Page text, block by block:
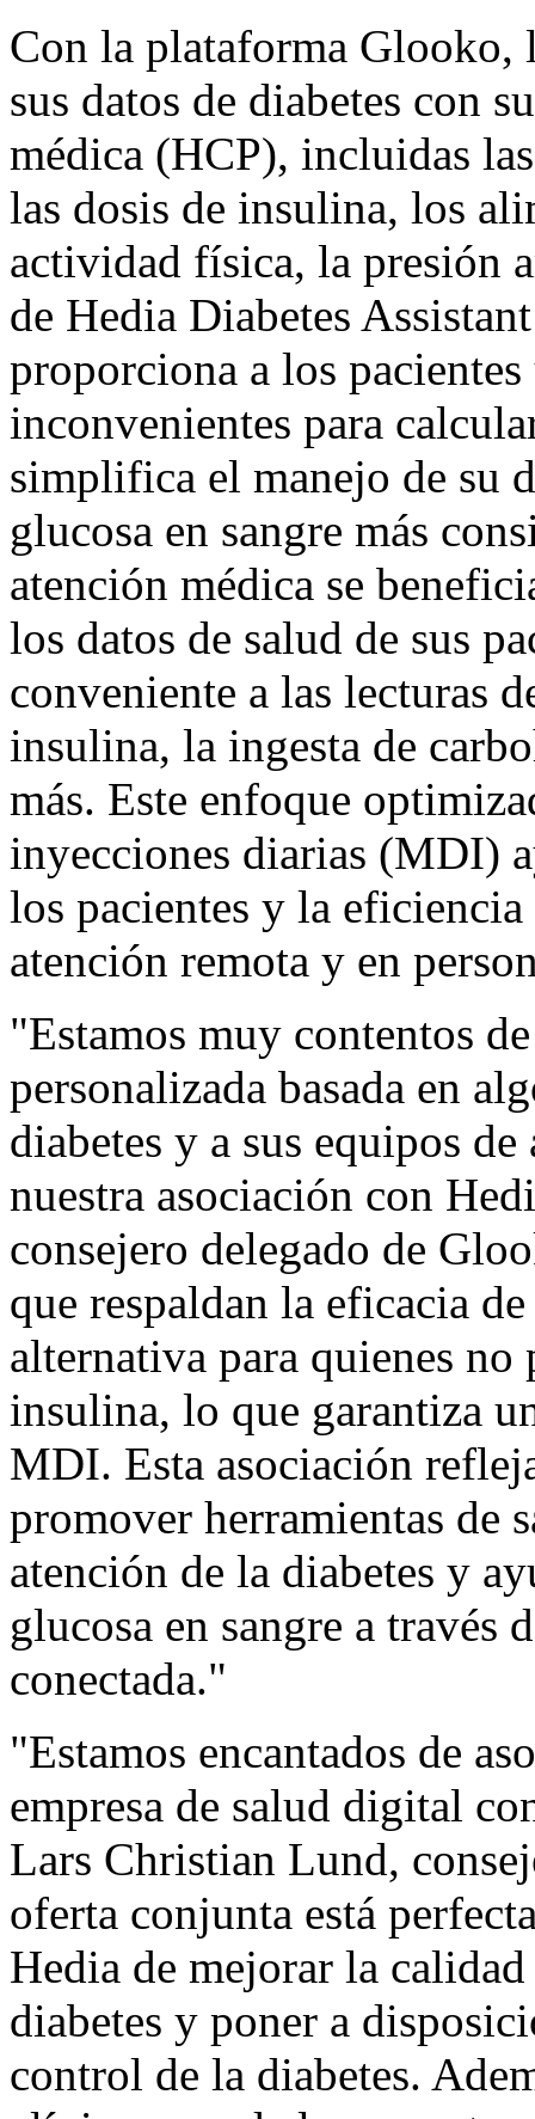
Con la plataforma Glooko,
sus datos de diabetes con
médica (HCP), incluidas
las dosis de insulina, los
actividad física, la presión
de Hedia Diabetes
proporciona a los
inconvenientes para
simplifica el manejo de su
glucosa en sangre más
atención médica se
los datos de salud de sus
conveniente a las lecturas
insulina, la ingesta de
más. Este enfoque
inyecciones diarias (MDI)
los pacientes y la
atención remota y en
"Estamos muy contentos
personalizada basada en
diabetes y a sus equipos
nuestra asociación con
consejero delegado de
que respaldan la eficacia
alternativa para quienes no
insulina, lo que garantiza
MDI. Esta asociación
promover herramientas de
atención de la diabetes y
glucosa en sangre a través
conectada."
"Estamos encantados de
empresa de salud digital
Lars Christian Lund,
oferta conjunta está
Hedia de mejorar la
diabetes y poner a
control de la diabetes.